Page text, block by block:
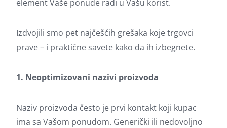
element Vaše ponude radi u Vašu korist.
Izdvojili smo pet najčešćih grešaka koje trgovci
prave – i praktične savete kako da ih izbegnete.
1. Neoptimizovani nazivi proizvoda
Naziv proizvoda često je prvi kontakt koji kupac
ima sa Vašom ponudom. Generički ili nedovoljno